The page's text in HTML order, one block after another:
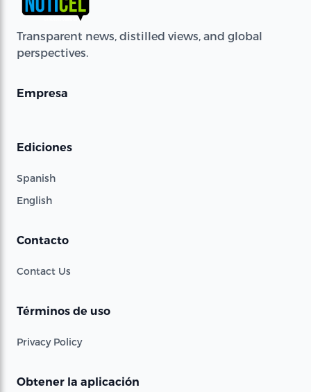
Transparent news, distilled views, and global
perspectives.
Empresa
Ediciones
Spanish
English
Contacto
Contact Us
Términos de uso
Privacy Policy
Obtener la aplicación